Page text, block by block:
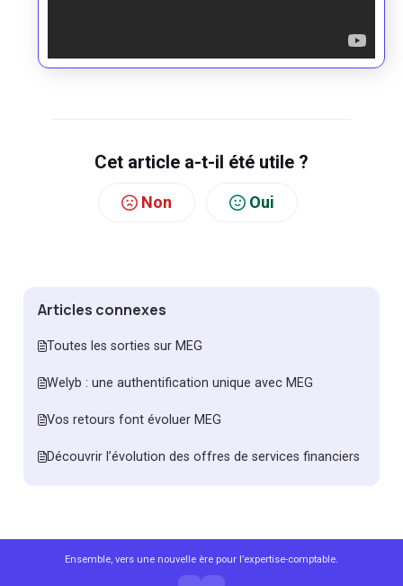
Cet article a-t-il été utile ?
Non Oui
Articles connexes
Toutes les sorties sur MEG
Welyb : une authentification unique avec MEG
Vos retours font évoluer MEG
Découvrir l’évolution des offres de services financiers
Ensemble, vers une nouvelle ère pour l’expertise-comptable.